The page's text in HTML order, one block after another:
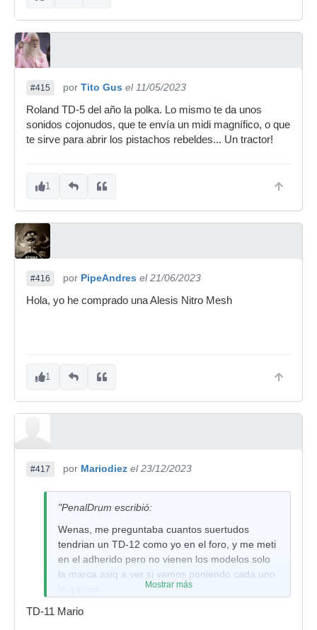
#415 por Tito Gus el 11/05/2023
Roland TD-5 del año la polka. Lo mismo te da unos
sonidos cojonudos, que te envía un midi magnífico, o que
te sirve para abrir los pistachos rebeldes... Un tractor!
1
#416 por PipeAndres el 21/06/2023
Hola, yo he comprado una Alesis Nitro Mesh
1
#417 por Mariodiez el 23/12/2023
"PenalDrum escribió:
Wenas, me preguntaba cuantos suertudos
tendrian un TD-12 como yo en el foro, y me meti
en el adherido pero no vienen los modelos solo
la marca asiq a ver si vamos poniendo cada uno
ROLAND
Mostrar más
TD-11 Mario